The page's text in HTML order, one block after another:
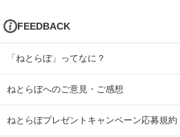
FEEDBACK
「ねとらぼ」ってなに？
ねとらぼへのご意見・ご感想
ねとらぼプレゼントキャンペーン応募規約